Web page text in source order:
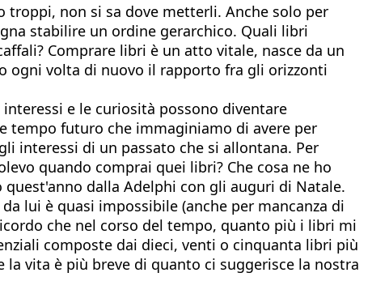
non si sa dove metterli. Anche solo per
stabilire un ordine gerarchico. Quali libri
Comprare libri è un atto vitale, nasce da un
ogni volta di nuovo il rapporto fra gli orizzonti
e le curiosità possono diventare
tempo futuro che immaginiamo di avere per
interessi di un passato che si allontana. Per
quando comprai quei libri? Che cosa ne ho
dalla Adelphi con gli auguri di Natale.
lui è quasi impossibile (anche per mancanza di
che nel corso del tempo, quanto più i libri mi
composte dai dieci, venti o cinquanta libri più
vita è più breve di quanto ci suggerisce la nostra